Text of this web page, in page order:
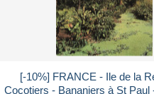
[-10%] FRANCE - Ile de la
Cocotiers - Bananiers à St Paul